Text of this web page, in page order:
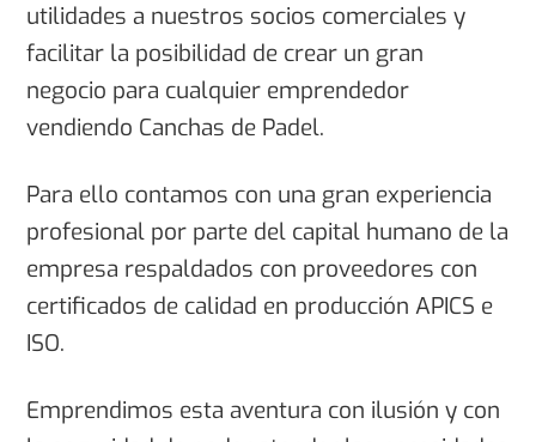
utilidades a nuestros socios comerciales y
facilitar la posibilidad de crear un gran
negocio para cualquier emprendedor
vendiendo Canchas de Padel.
Para ello contamos con una gran experiencia
profesional por parte del capital humano de la
empresa respaldados con proveedores con
certificados de calidad en producción APICS e
ISO.
Emprendimos esta aventura con ilusión y con